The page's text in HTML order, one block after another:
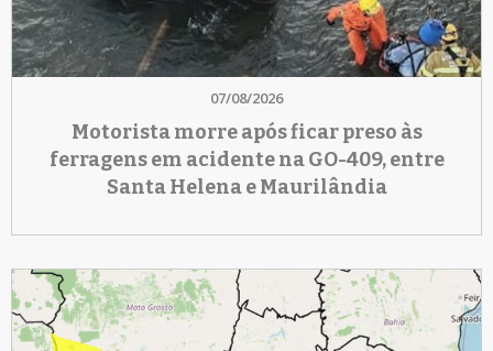
07/08/2026
Motorista morre após ficar preso às
ferragens em acidente na GO-409, entre
Santa Helena e Maurilândia